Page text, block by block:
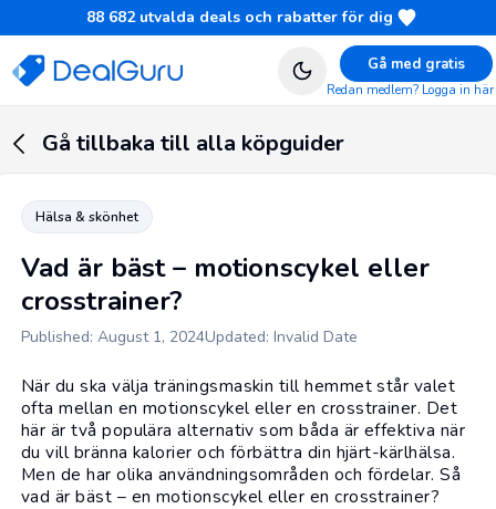
88 682 utvalda deals och rabatter för dig
Gå med gratis
Redan medlem? Logga in här
Gå tillbaka till alla köpguider
Hälsa & skönhet
Vad är bäst – motionscykel eller
crosstrainer?
Published: August 1, 2024Updated: Invalid Date
När du ska välja träningsmaskin till hemmet står valet
ofta mellan en motionscykel eller en crosstrainer. Det
här är två populära alternativ som båda är effektiva när
du vill bränna kalorier och förbättra din hjärt-kärlhälsa.
Men de har olika användningsområden och fördelar. Så
vad är bäst – en motionscykel eller en crosstrainer?